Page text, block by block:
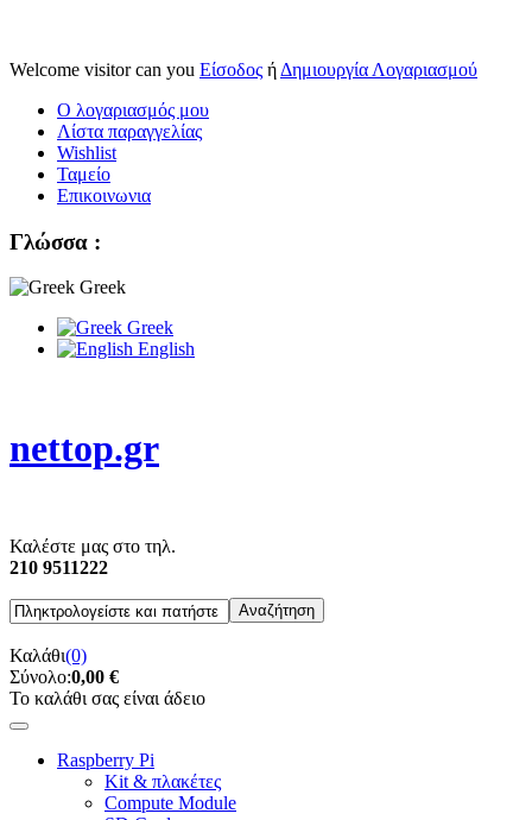
Welcome visitor can you Είσοδος ή Δημιουργία Λογαριασμού
Ο λογαριασμός μου
Λίστα παραγγελίας
Wishlist
Ταμείο
Επικοινωνια
Γλώσσα :
Greek
Greek
English
nettop.gr
Καλέστε μας στο τηλ.
210 9511222
Καλάθι(0)
Σύνολο:0,00 €
Το καλάθι σας είναι άδειο
Raspberry Pi
Kit & πλακέτες
Compute Module